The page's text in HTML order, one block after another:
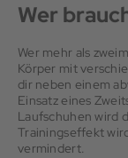
Wer
Wer mehr als
Körper mit
dir neben einem
Einsatz eines
Laufschuhen wird
Trainingseffekt
vermindert.